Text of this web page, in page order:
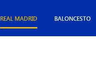
REAL MADRID BALONCESTO